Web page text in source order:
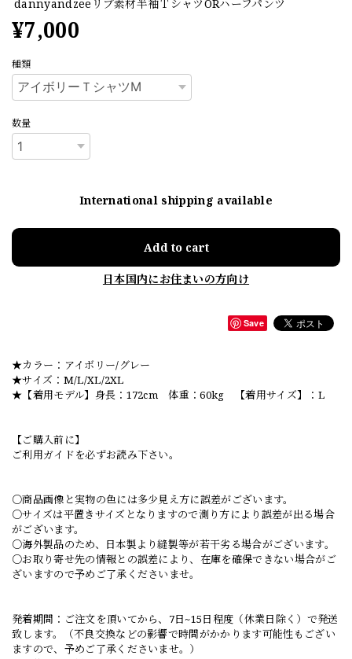
dannyandzeeリブ素材半袖ＴシャツORハーフパンツ
¥7,000
種類
数量
International shipping available
Add to cart
日本国内にお住まいの方向け
Save
★カラー：アイボリー/グレー
★サイズ：M/L/XL/2XL
★【着用モデル】身長：172cm 体重：60kg 【着用サイズ】：L
【ご購入前に】
ご利用ガイドを必ずお読み下さい。
○商品画像と実物の色には多少見え方に誤差がございます。
○サイズは平置きサイズとなりますので測り方により誤差が出る場合
がございます。
○海外製品のため、日本製より縫製等が若干劣る場合がございます。
○お取り寄せ先の情報との誤差により、在庫を確保できない場合がご
ざいますので予めご了承くださいませ。
発着期間：ご注文を頂いてから、7日~15日程度（休業日除く）で発送
致します。（不良交換などの影響で時間がかかります可能性もござい
ますので、予めご了承くださいませ。）